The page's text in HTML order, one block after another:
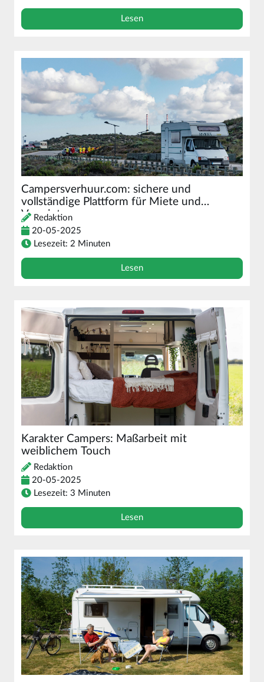
Lesen
Campersverhuur.com: sichere und
vollständige Plattform für Miete und
Vermietung
Redaktion
20-05-2025
Lesezeit: 2 Minuten
Lesen
Karakter Campers: Maßarbeit mit
weiblichem Touch
Redaktion
20-05-2025
Lesezeit: 3 Minuten
Lesen